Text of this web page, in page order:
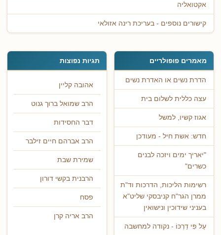
אקטואליה
קישורים נוספים - בעריכת רינה אזולאי
מאמרים פופולריים
הדרת נשים או האדרת נשים
עצה כללית לשלום בית
אגוז קשיו, למשל
חדש: אשת חיל - מעודכן
"יאריך ימים ויזכה לבנים
כשרים"
רשימות הליכות, הדרכות וד"ת
ממרן הגר"ח קניבסקי שליט"א
בעניני שידוכין ונישואין
עַל פִּי דַרְכּוֹ - נקודה למחשבה
תגיות נפוצות
אהובה קליין
הרב שמואל ברוך גנוט
דבר החסידות
הרב אברהם חיים זילבר
שמירת שבת
הרבנית בקשי דורון
פסח
הרב אריה קרן